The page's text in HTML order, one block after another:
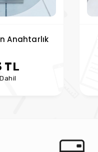
Anahtarlık
TL